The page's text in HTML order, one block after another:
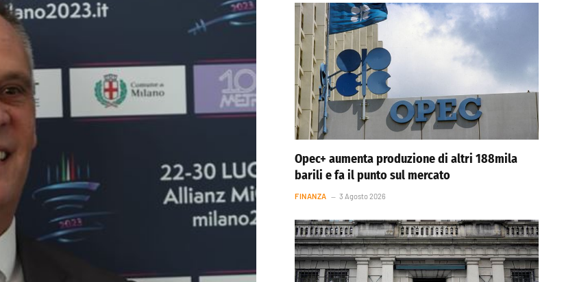
Opec+ aumenta produzione di altri 188mila
barili e fa il punto sul mercato
FINANZA 3 Agosto 2026